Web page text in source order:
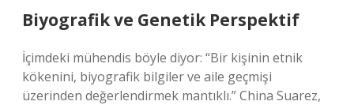
Biyografik ve Genetik Perspektif
İçimdeki mühendis böyle diyor: “Bir kişinin etnik
kökenini, biyografik bilgiler ve aile geçmişi
üzerinden değerlendirmek mantıklı.” China Suarez,